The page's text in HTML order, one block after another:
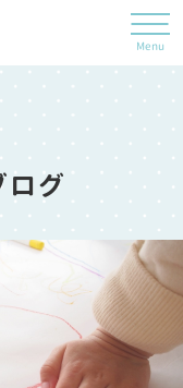
ログ